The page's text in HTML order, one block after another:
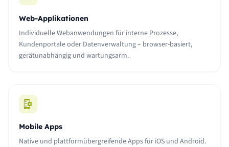
Web-Applikationen
Individuelle Webanwendungen für interne Prozesse,
Kundenportale oder Datenverwaltung – browser-basiert,
gerätunabhängig und wartungsarm.
Mobile Apps
Native und plattformübergreifende Apps für iOS und Android.